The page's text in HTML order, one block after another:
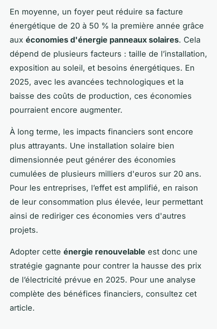
En moyenne, un foyer peut réduire sa facture
énergétique de 20 à 50 % la première année grâce
aux économies d'énergie panneaux solaires. Cela
dépend de plusieurs facteurs : taille de l’installation,
exposition au soleil, et besoins énergétiques. En
2025, avec les avancées technologiques et la
baisse des coûts de production, ces économies
pourraient encore augmenter.
À long terme, les impacts financiers sont encore
plus attrayants. Une installation solaire bien
dimensionnée peut générer des économies
cumulées de plusieurs milliers d'euros sur 20 ans.
Pour les entreprises, l’effet est amplifié, en raison
de leur consommation plus élevée, leur permettant
ainsi de rediriger ces économies vers d'autres
projets.
Adopter cette énergie renouvelable est donc une
stratégie gagnante pour contrer la hausse des prix
de l’électricité prévue en 2025. Pour une analyse
complète des bénéfices financiers, consultez cet
article.